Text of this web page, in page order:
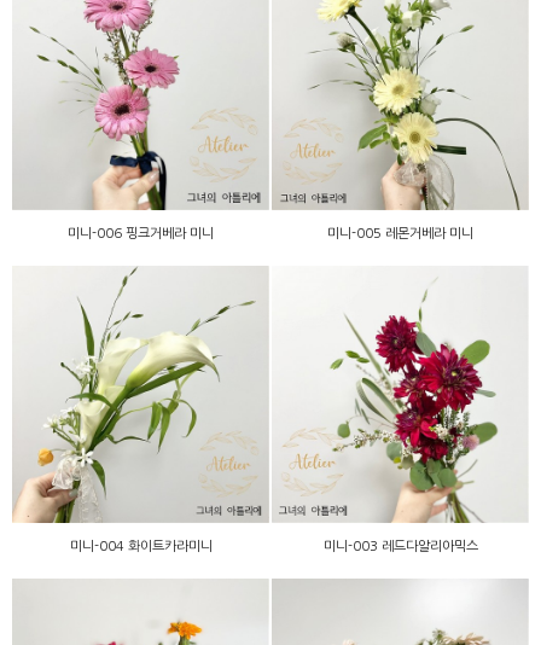
미니-006 핑크거베라 미니
미니-006 핑크거베라 미니
미니-005 레몬거베라 미니
미니-005 레몬거베라 미니
미니-004 화이트카라미니
미니-004 화이트카라미니
미니-003 레드다알리아믹
스
미니-003 레드다알리아믹스